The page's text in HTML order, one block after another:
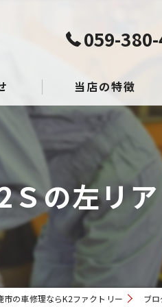
059-
当店の特徴
整備
ガラスリペア
Ｓの左リア
市の車修理ならK2ファクトリー ブ